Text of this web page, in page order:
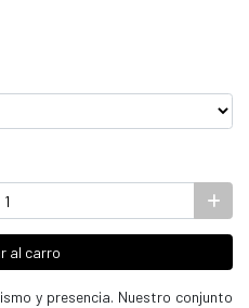
al carro
y presencia. Nuestro conjunto